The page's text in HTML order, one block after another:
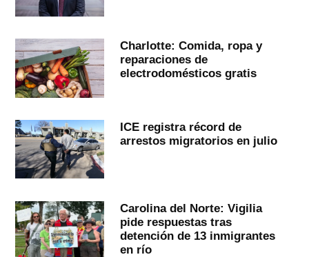
Charlotte: Comida, ropa y
reparaciones de
electrodomésticos gratis
ICE registra récord de
arrestos migratorios en julio
Carolina del Norte: Vigilia
pide respuestas tras
detención de 13 inmigrantes
en río